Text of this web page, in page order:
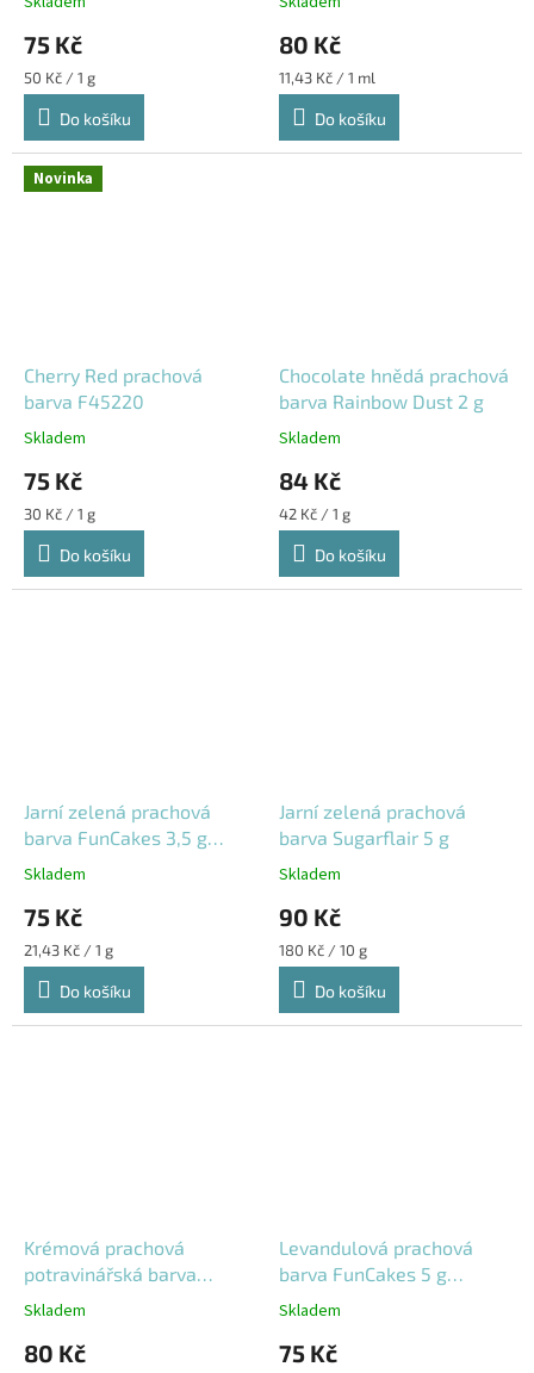
75 Kč
Měrná
cena:
50 Kč / 1 g
Do košíku
80 Kč
Měrná
cena:
11,43 Kč / 1 ml
Do košíku
Novinka
Cherry Red prachová
barva F45220
Skladem
75 Kč
Měrná
cena:
30 Kč / 1 g
Do košíku
Chocolate hnědá prachová
barva Rainbow Dust 2 g
Skladem
84 Kč
Měrná
cena:
42 Kč / 1 g
Do košíku
Jarní zelená prachová
barva FunCakes 3,5 g
F45225
Skladem
75 Kč
Měrná
cena:
21,43 Kč / 1 g
Do košíku
Jarní zelená prachová
barva Sugarflair 5 g
Skladem
90 Kč
Měrná
cena:
180 Kč / 10 g
Do košíku
Krémová prachová
potravinářská barva
Sugarflair 7 ml
Skladem
80 Kč
Levandulová prachová
barva FunCakes 5 g
F45245
Skladem
75 Kč